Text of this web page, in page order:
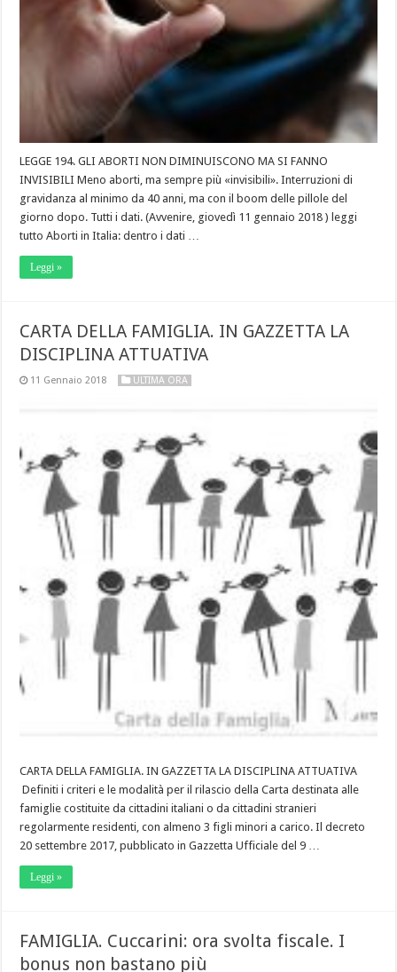
LEGGE 194. GLI ABORTI NON DIMINUISCONO MA SI FANNO
INVISIBILI Meno aborti, ma sempre più «invisibili». Interruzioni di
gravidanza al minimo da 40 anni, ma con il boom delle pillole del
giorno dopo. Tutti i dati. (Avvenire, giovedì 11 gennaio 2018 ) leggi
tutto Aborti in Italia: dentro i dati …
Leggi »
CARTA DELLA FAMIGLIA. IN GAZZETTA LA
DISCIPLINA ATTUATIVA
11 Gennaio 2018 ULTIMA ORA
CARTA DELLA FAMIGLIA. IN GAZZETTA LA DISCIPLINA ATTUATIVA
Definiti i criteri e le modalità per il rilascio della Carta destinata alle
famiglie costituite da cittadini italiani o da cittadini stranieri
regolarmente residenti, con almeno 3 figli minori a carico. Il decreto
20 settembre 2017, pubblicato in Gazzetta Ufficiale del 9 …
Leggi »
FAMIGLIA. Cuccarini: ora svolta fiscale. I
bonus non bastano più